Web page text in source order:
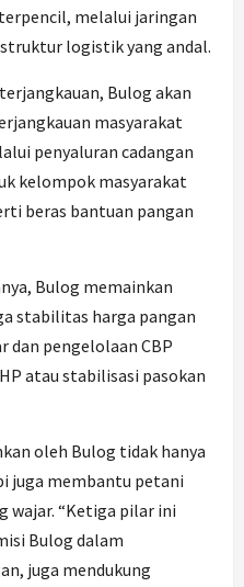
melalui jaringan
logistik yang andal.
Bulog akan
masyarakat
penyaluran cadangan
kelompok masyarakat
beras bantuan pangan
Bulog memainkan
stabilitas harga pangan
dan pengelolaan CBP
atau stabilisasi pasokan
oleh Bulog tidak hanya
juga membantu petani
wajar. “Ketiga pilar ini
Bulog dalam
juga mendukung